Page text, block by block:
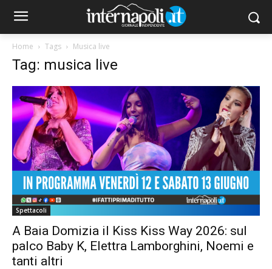
Home Tags Musica live
Tag: musica live
Spettacoli
A Baia Domizia il Kiss Kiss Way 2026: sul
palco Baby K, Elettra Lamborghini, Noemi e
tanti altri